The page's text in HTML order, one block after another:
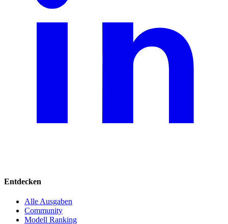
Entdecken
Alle Ausgaben
Community
Modell Ranking